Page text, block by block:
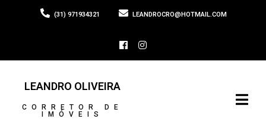
(31) 971934321 LEANDROCRO@HOTMAIL.COM
LEANDRO OLIVEIRA
CORRETOR DE
IMÓVEIS